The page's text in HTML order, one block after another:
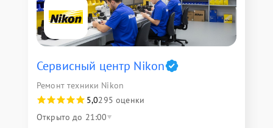
Сервисный центр Nikon
Ремонт техники Nikon
5,0295 оценки
Открыто до 21:00